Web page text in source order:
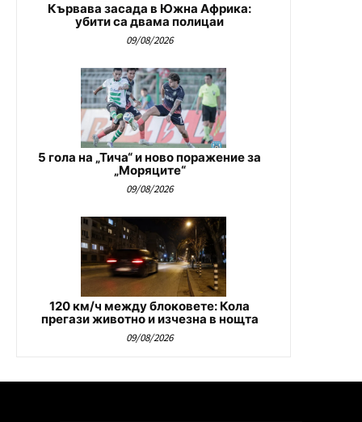
Кървава засада в Южна Африка:
убити са двама полицаи
09/08/2026
5 гола на „Тича“ и ново поражение за
„Моряците“
09/08/2026
120 км/ч между блоковете: Кола
прегази животно и изчезна в нощта
09/08/2026